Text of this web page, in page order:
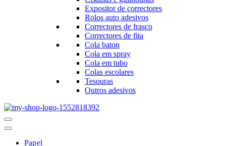
Expositor de correctores
Rolos auto adesivos
Correctores de frasco
Correctores de fita
Cola baton
Cola em spray
Cola em tubo
Colas escolares
Tesouras
Outros adesivos
Menu
de
Papel